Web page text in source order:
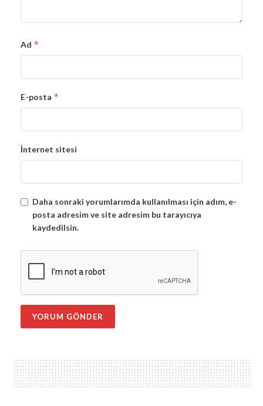
Ad *
E-posta *
İnternet sitesi
Daha sonraki yorumlarımda kullanılması için adım, e-
posta adresim ve site adresim bu tarayıcıya
kaydedilsin.